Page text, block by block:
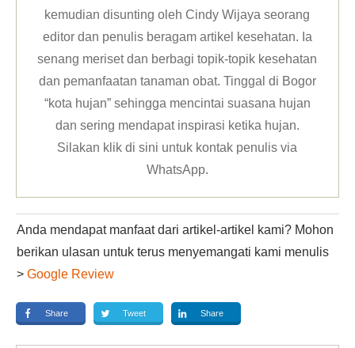
kemudian disunting oleh Cindy Wijaya seorang
editor dan penulis beragam artikel kesehatan. Ia
senang meriset dan berbagi topik-topik kesehatan
dan pemanfaatan tanaman obat. Tinggal di Bogor
“kota hujan” sehingga mencintai suasana hujan
dan sering mendapat inspirasi ketika hujan.
Silakan klikdi sini untuk kontak penulis via
WhatsApp.
Anda mendapat manfaat dari artikel-artikel kami? Mohon
berikan ulasan untuk terus menyemangati kami menulis
> Google Review
Share Tweet Share